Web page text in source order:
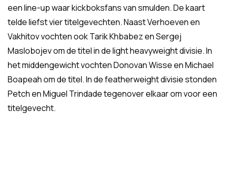
een line-up waar kickboksfans van smulden. De kaart
telde liefst vier titelgevechten. Naast Verhoeven en
Vakhitov vochten ook Tarik Khbabez en Sergej
Maslobojev om de titel in de light heavyweight divisie. In
het middengewicht vochten Donovan Wisse en Michael
Boapeah om de titel. In de featherweight divisie stonden
Petch en Miguel Trindade tegenover elkaar om voor een
titelgevecht.